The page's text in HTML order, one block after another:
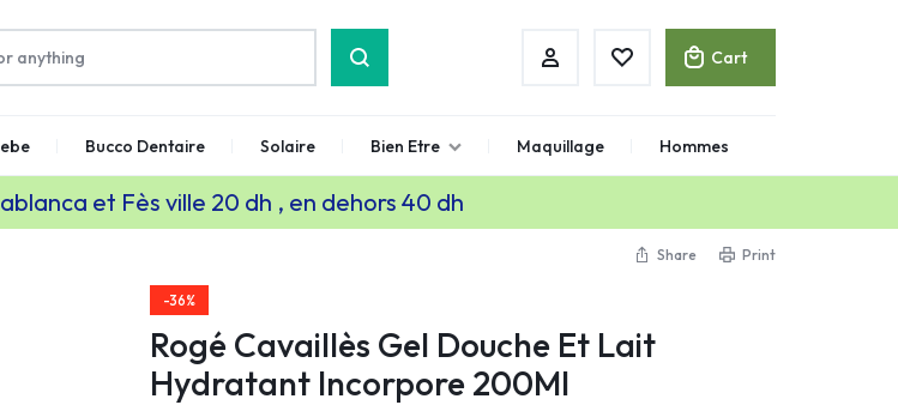
Cart
Bucco Dentaire Solaire Bien Etre Maquillage Hommes
et Fès ville 20 dh , en dehors 40 dh
Share Print
-36%
Rogé Cavaillès Gel Douche Et Lait
Hydratant Incorpore 200Ml